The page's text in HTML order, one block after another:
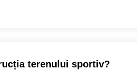
terenului sportiv?